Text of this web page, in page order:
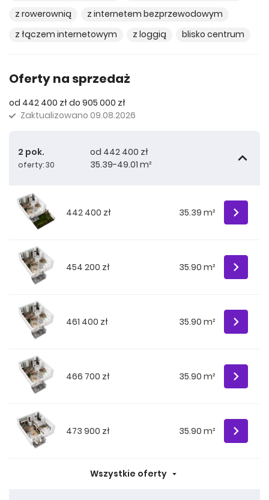
z rowerownią
z internetem bezprzewodowym
z łączem internetowym
z loggią blisko centrum
Oferty na sprzedaż
od 442 400 zł do 905 000 zł
Zaktualizowano 09.08.2026
2 pok.
oferty: 30
od 442 400 zł
35.39-49.01 m²
442 400 zł 35.39 m²
454 200 zł 35.90 m²
461 400 zł 35.90 m²
466 700 zł 35.90 m²
473 900 zł 35.90 m²
Wszystkie oferty